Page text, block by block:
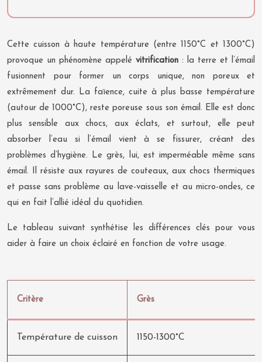
Cette cuisson à haute température (entre 1150°C et 1300°C)
provoque un phénomène appelé vitrification : la terre et l’émail
fusionnent pour former un corps unique, non poreux et
extrêmement dur. La faïence, cuite à plus basse température
(autour de 1000°C), reste poreuse sous son émail. Elle est donc
plus sensible aux chocs, aux éclats, et surtout, elle peut
absorber l’eau si l’émail vient à se fissurer, créant des
problèmes d’hygiène. Le grès, lui, est imperméable même sans
émail. Il résiste aux rayures de couteaux, aux chocs thermiques
et passe sans problème au lave-vaisselle et au micro-ondes, ce
qui en fait l’allié idéal du quotidien.
Le tableau suivant synthétise les différences clés pour vous
aider à faire un choix éclairé en fonction de votre usage.
Critère Grès
Température de cuisson 1150-1300°C